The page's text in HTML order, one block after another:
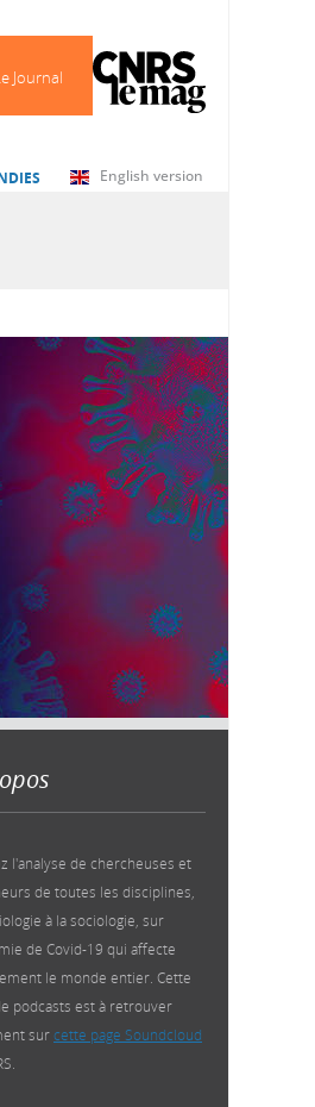
Journal
English version
l'analyse de chercheuses et
de toutes les disciplines,
à la sociologie, sur
de Covid-19 qui affecte
le monde entier. Cette
podcasts est à retrouver
surcette page Soundcloud